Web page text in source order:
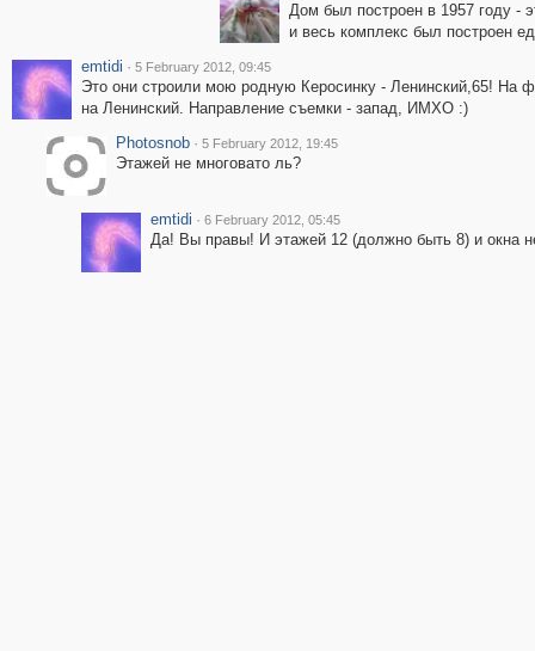
Дом был построен в 1957 году -
и весь комплекс был построен
emtidi · 5 February 2012, 09:45
Это они строили мою родную Керосинку - Ленинский,65! На
на Ленинский. Направление съемки - запад, ИМХО :)
Photosnob · 5 February 2012, 19:45
Этажей не многовато ль?
emtidi · 6 February 2012, 05:45
Да! Вы правы! И этажей 12 (должно быть 8) и окна